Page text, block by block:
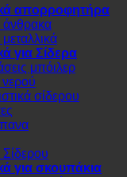
απορροφητήρα
άνθρακα
για Σίδερα
μπόιλερ
νερού
σίδερου
Σίδερου
για σκουπάκια